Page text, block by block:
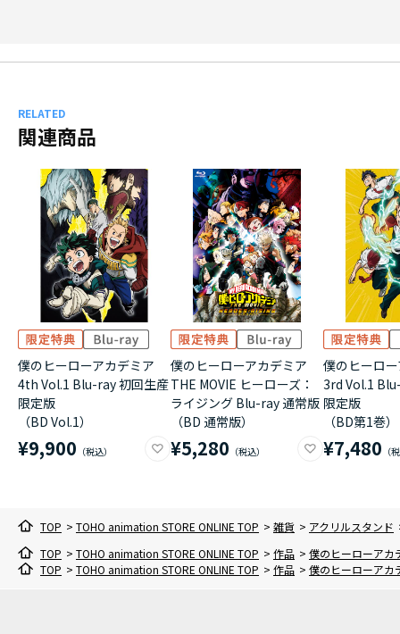
RELATED
関連商品
僕のヒーローアカデミア
4th Vol.1 Blu-ray 初回生産
限定版
（BD Vol.1）
¥9,900
僕のヒーローアカデミア
THE MOVIE ヒーローズ：
ライジング Blu-ray 通常版
（BD 通常版）
¥5,280
僕のヒーロ
3rd Vol.1
限定版
（BD第1巻）
¥7,480
TOP > TOHO animation STORE ONLINE TOP > 雑貨 > アクリルスタンド
TOP > TOHO animation STORE ONLINE TOP > 作品 > 僕のヒーローアカ
TOP > TOHO animation STORE ONLINE TOP > 作品 > 僕のヒーローアカ